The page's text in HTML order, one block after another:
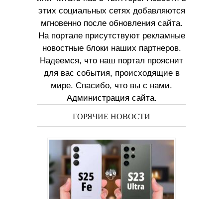
этих социальных сетях добавляются
мгновенно после обновления сайта.
На портале присутствуют рекламные
новостные блоки наших партнеров.
Надеемся, что наш портал прояснит
для вас события, происходящие в
мире. Спасибо, что вы с нами.
Администрация сайта.
ГОРЯЧИЕ НОВОСТИ